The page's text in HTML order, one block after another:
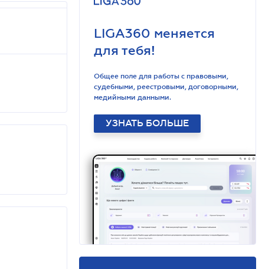
LIGA360 меняется
для тебя!
Общее поле для работы с правовыми,
судебными, реестровыми, договорными,
медийными данными.
УЗНАТЬ БОЛЬШЕ